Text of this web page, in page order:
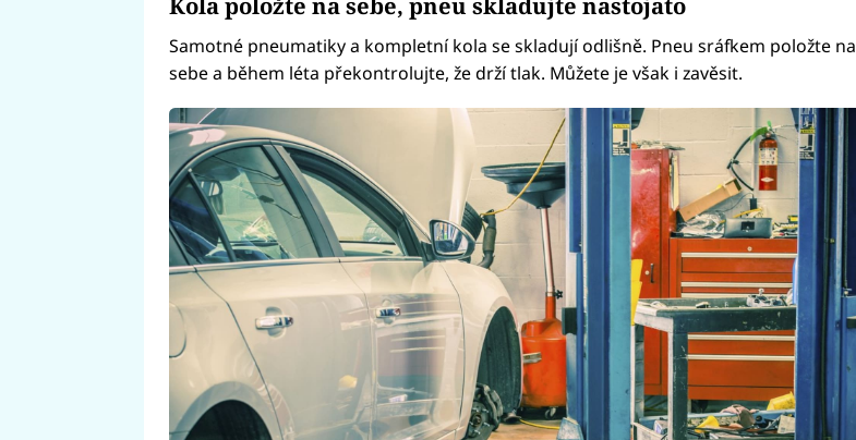
Samotné pneumatiky a kompletní kola se skladují odlišně. Pneu sráfkem položte na
sebe a během léta překontrolujte, že drží tlak. Můžete je však i zavěsit.